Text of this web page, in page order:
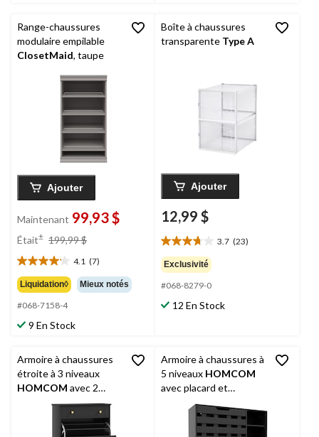
Range-chaussures
modulaire empilable
ClosetMaid, taupe
Ajouter
Maintenant 99,93 $
Était± 199,99 $
199,99 $
4.1 (7)
4.1
étoile(s)
sur
5.
7
Liquidation◊ Mieux notés
#068-7158-4
9 En Stock
Boîte à chaussures
transparente Type A
Ajouter
12,99 $
3.7 (23)
3.7
étoile(s)
sur
5.
23
Exclusivité
#068-8279-0
12 En Stock
Armoire à chaussures
étroite à 3 niveaux
HOMCOM avec 2
tiroirs rabattables et
tablettes réglables,
Armoire à chaussures à
5 niveaux HOMCOM
avec placard et
tablettes réglables,